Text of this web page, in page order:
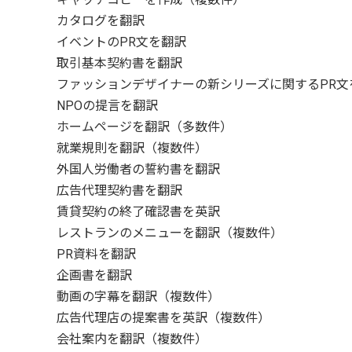
カタログを翻訳
イベントのPR文を翻訳
取引基本契約書を翻訳
ファッションデザイナーの新シリーズに関するPR
NPOの提言を翻訳
ホームページを翻訳（多数件）
就業規則を翻訳（複数件）
外国人労働者の誓約書を翻訳
広告代理契約書を翻訳
賃貸契約の終了確認書を英訳
レストランのメニューを翻訳（複数件）
PR資料を翻訳
企画書を翻訳
動画の字幕を翻訳（複数件）
広告代理店の提案書を英訳（複数件）
会社案内を翻訳（複数件）